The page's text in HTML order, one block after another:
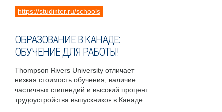
https://studinter.ru/schools
ОБРАЗОВАНИЕ В КАНАДЕ:
ОБУЧЕНИЕ ДЛЯ РАБОТЫ!
Thompson Rivers University отличает
низкая стоимость обучения, наличие
частичных стипендий и высокий процент
трудоустройства выпускников в Канаде.